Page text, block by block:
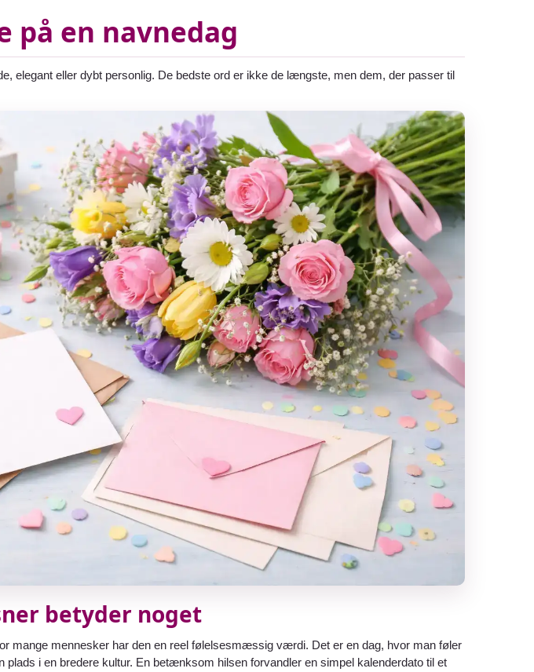
på en navnedag
elegant eller dybt personlig. De bedste ord er ikke de længste, men dem, der passer til
betyder noget
mange mennesker har den en reel følelsesmæssig værdi. Det er en dag, hvor man føler
plads i en bredere kultur. En betænksom hilsen forvandler en simpel kalenderdato til et